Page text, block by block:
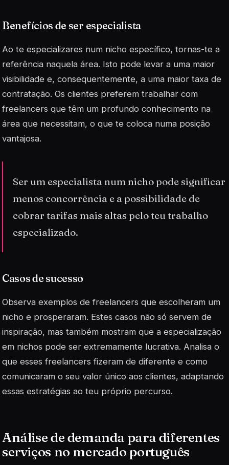
Benefícios de ser especialista
Ao te especializares num nicho específico, tornas-te a
referência naquela área. Isto pode levar a uma maior
visibilidade e, consequentemente, a uma maior taxa de
contratação. Os clientes preferem trabalhar com
freelancers que têm um profundo conhecimento na
área que necessitam, o que te coloca numa posição
vantajosa.
Ser um especialista num nicho pode significar
menos concorrência e a possibilidade de
cobrar tarifas mais altas pelo teu trabalho
especializado.
Casos de sucesso
Observa exemplos de freelancers que escolheram um
nicho e prosperaram. Estes casos não só servem de
inspiração, mas também mostram que a especialização
em nichos pode ser extremamente lucrativa. Analisa o
que esses freelancers fizeram de diferente e como
comunicaram o seu valor único aos clientes, adaptando
essas estratégias ao teu próprio percurso.
Análise de demanda para diferentes
serviços no mercado português